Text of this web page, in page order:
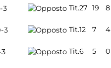
3 Tit.27 19 8
3 Tit.12 7 4
3 Tit.6 5 0